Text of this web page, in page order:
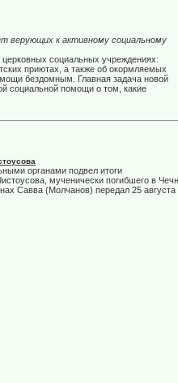
верующих к активному социальному
социальных учреждениях:
приютах, а также об окормляемых
бездомным. Главная задача новой
социальной помощи о том, какие
органами подвел итоги
мученически погибшего в
Савва (Молчанов) передал 25 августа